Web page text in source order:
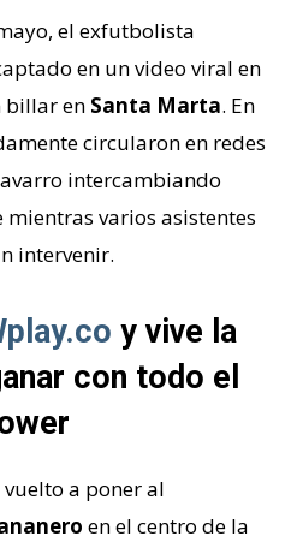
el exfutbolista
en un video viral en
billar en Santa Marta. En
circularon en redes
intercambiando
varios asistentes
intervenir.
y vive la
con todo el
a poner al
en el centro de la